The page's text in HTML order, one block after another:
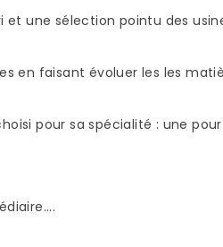
et une sélection pointu des
en faisant évoluer les les
pour sa spécialité : une